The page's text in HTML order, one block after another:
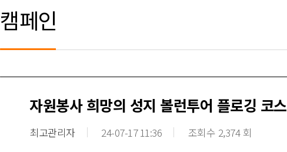
캠페인
자원봉사 희망의 성지 볼런투어 플로깅 코스
최고관리자 24-07-17 11:36 조회수 2,374 회